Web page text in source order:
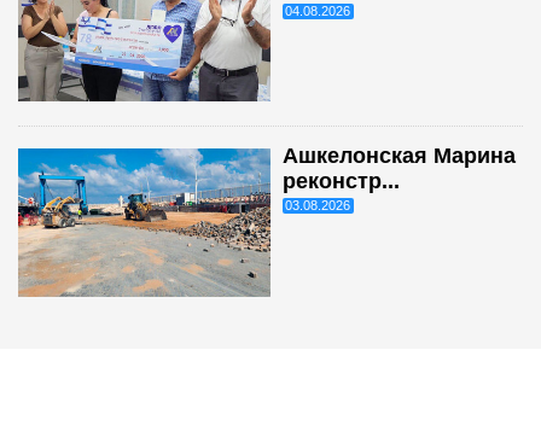
04.08.2026
Ашкелонская Марина
реконстр...
03.08.2026